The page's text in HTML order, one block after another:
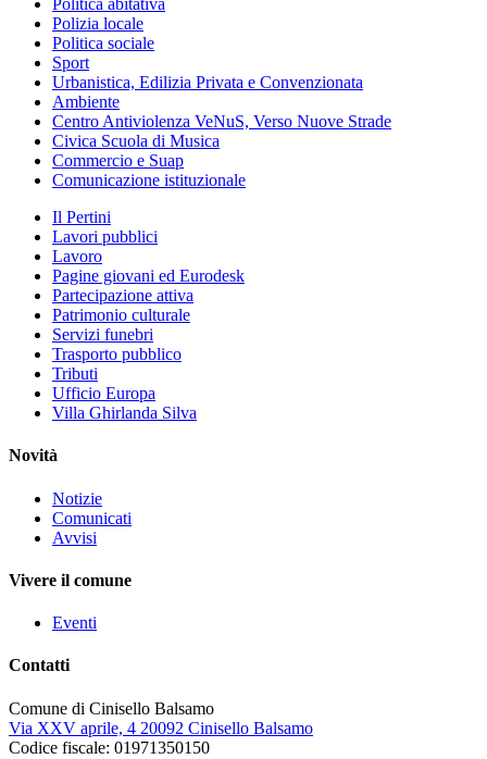
Politica abitativa
Polizia locale
Politica sociale
Sport
Urbanistica, Edilizia Privata e Convenzionata
Ambiente
Centro Antiviolenza VeNuS, Verso Nuove Strade
Civica Scuola di Musica
Commercio e Suap
Comunicazione istituzionale
Il Pertini
Lavori pubblici
Lavoro
Pagine giovani ed Eurodesk
Partecipazione attiva
Patrimonio culturale
Servizi funebri
Trasporto pubblico
Tributi
Ufficio Europa
Villa Ghirlanda Silva
Novità
Notizie
Comunicati
Avvisi
Vivere il comune
Eventi
Contatti
Comune di Cinisello Balsamo
Via XXV aprile, 4 20092 Cinisello Balsamo
Codice fiscale: 01971350150